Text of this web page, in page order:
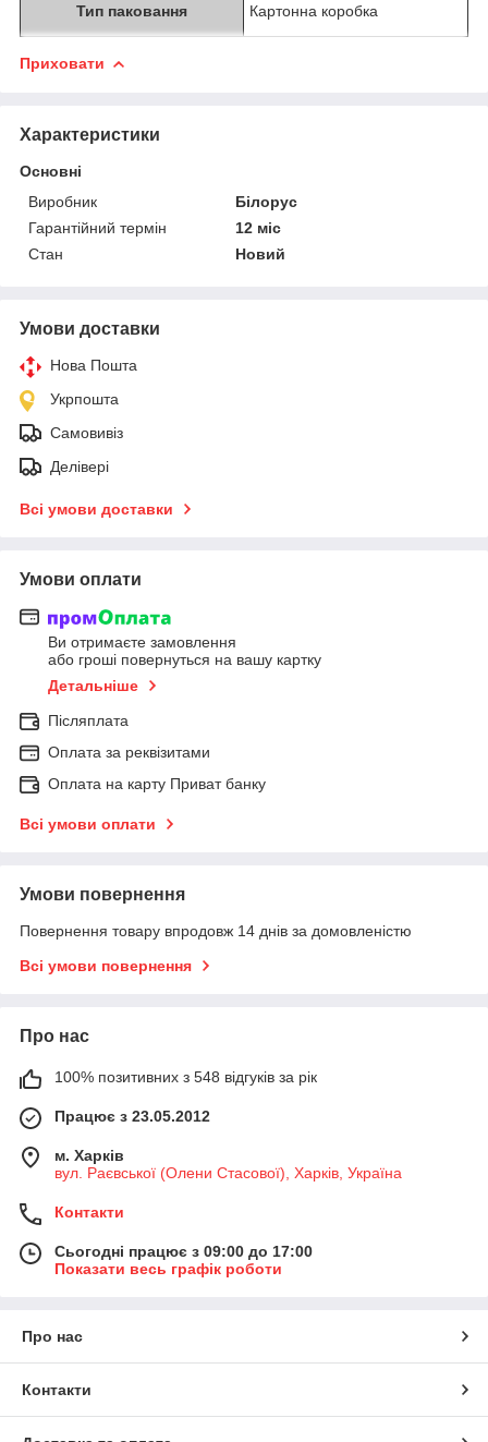
Тип паковання Картонна коробка
Приховати
Характеристики
Основні
Виробник
Білорус
Гарантійний термін
12 міс
Стан
Новий
Умови доставки
Нова Пошта
Укрпошта
Самовивіз
Делівері
Всі умови доставки
Умови оплати
Ви отримаєте замовлення
або гроші повернуться на вашу картку
Детальніше
Післяплата
Оплата за реквізитами
Оплата на карту Приват банку
Всі умови оплати
Умови повернення
Повернення товару впродовж 14 днів за домовленістю
Всі умови повернення
Про нас
100% позитивних з 548 відгуків за рік
Працює з 23.05.2012
м. Харків
вул. Раєвської (Олени Стасової), Харків, Україна
Контакти
Сьогодні працює з 09:00 до 17:00
Показати весь графік роботи
Про нас
Контакти